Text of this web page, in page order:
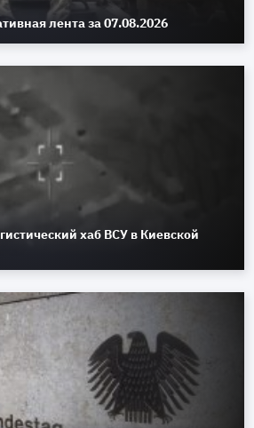
лента за 07.08.2026
хаб ВСУ в Киевской